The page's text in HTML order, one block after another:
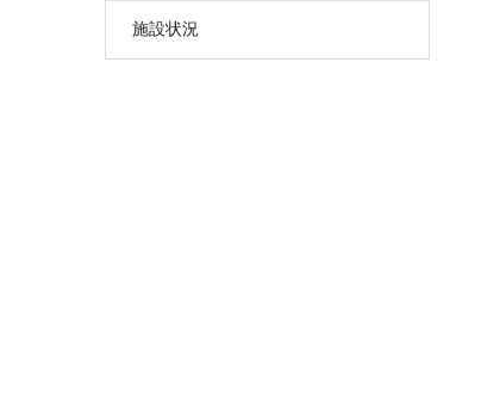
施設状況